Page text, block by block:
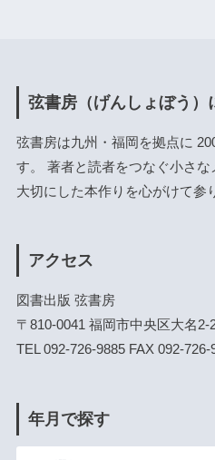
弦書房（げんしょぼう）
弦書房は九州・福岡を拠点に
す。 著者と読者をつなぐ小さ
大切にした本作りを心がけて参
アクセス
図書出版 弦書房
〒810-0041 福岡市中央区大名2-
TEL 092-726-9885 FAX 092-726-
年月で探す